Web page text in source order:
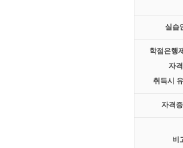
실습
학점은행
자
취득시
자격
비